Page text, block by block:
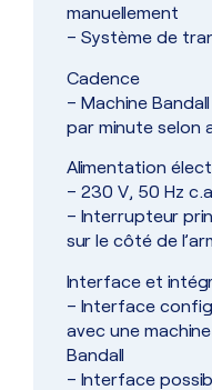
manuellement
– Système de
Cadence
– Machine
par minute selon
Alimentation
– 230 V, 50 Hz
– Interrupteur
sur le côté de
Interface et
– Interface
avec une
Bandall
– Interface